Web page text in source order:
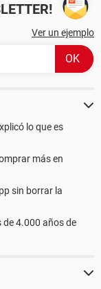
Ver un ejemplo
lo que es
más en
sin borrar la
de 4.000 años de